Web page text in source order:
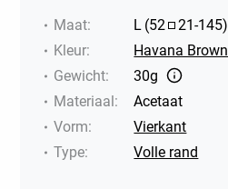
Maat: L (52 21-145)
Kleur:
Havana Brown
Gewicht:
30g
Materiaal:
Acetaat
Vorm:
Vierkant
Type: Volle rand